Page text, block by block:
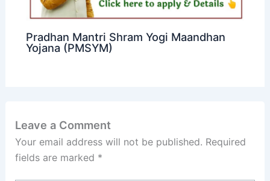
Pradhan Mantri Shram Yogi Maandhan
Yojana (PMSYM)
Leave a Comment
Your email address will not be published. Required
fields are marked *